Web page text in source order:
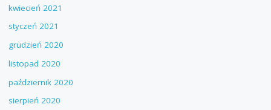
kwiecień 2021
styczeń 2021
grudzień 2020
listopad 2020
październik 2020
sierpień 2020